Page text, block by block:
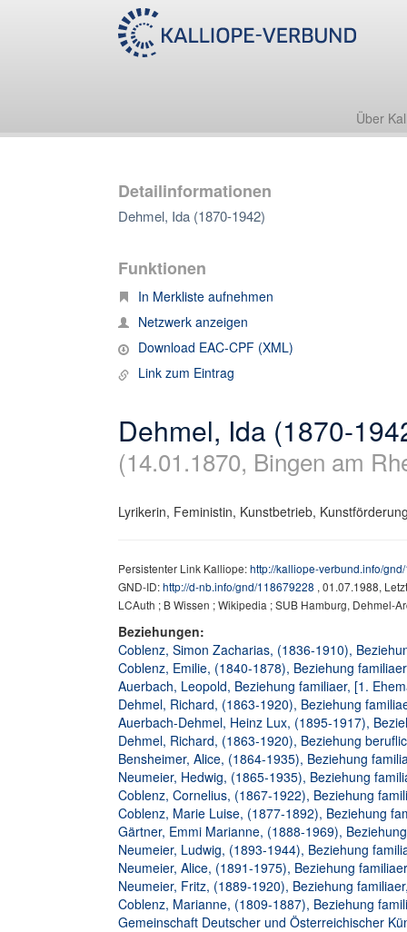
Über
Detailinformationen
Dehmel, Ida (1870-1942)
Funktionen
In Merkliste aufnehmen
Netzwerk anzeigen
Download EAC-CPF (XML)
Link zum Eintrag
Dehmel, Ida (1870-
(14.01.1870, Bingen am
Lyrikerin, Feministin, Kunstbetrieb,
Persistenter Link Kalliope:http://kalliope-verbund.info/
GND-ID:http://d-nb.info/gnd/118679228 , 01.07.1988,
LCAuth ; B Wissen ; Wikipedia ; SUB Hamburg, Dehmel-
Beziehungen:
Coblenz, Simon Zacharias, (1836-1910),
Coblenz, Emilie, (1840-1878), Beziehung
Auerbach, Leopold, Beziehung familiaer, [1.
Dehmel, Richard, (1863-1920), Beziehung
Auerbach-Dehmel, Heinz Lux, (1895-1917),
Dehmel, Richard, (1863-1920), Beziehung
Bensheimer, Alice, (1864-1935), Beziehung
Neumeier, Hedwig, (1865-1935), Beziehung
Coblenz, Cornelius, (1867-1922), Beziehung
Coblenz, Marie Luise, (1877-1892), Beziehung
Gärtner, Emmi Marianne, (1888-1969),
Neumeier, Ludwig, (1893-1944), Beziehung
Neumeier, Alice, (1891-1975), Beziehung
Neumeier, Fritz, (1889-1920), Beziehung
Coblenz, Marianne, (1809-1887), Beziehung
Gemeinschaft Deutscher und Österreichischer